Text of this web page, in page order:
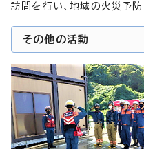
訪問を行い、地域の火災予防
その他の活動